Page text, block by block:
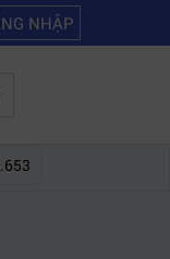
nối được wifi
NHẬP